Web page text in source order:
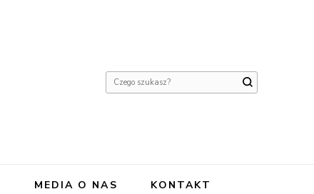
Szukasz
MEDIA O NAS KONTAKT